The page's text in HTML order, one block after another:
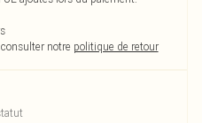
notre politique de retour